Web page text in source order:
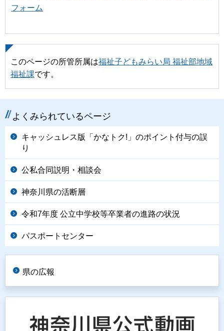
フォーム
このページの所管所属は福祉子どもみらい局 福祉部地域
福祉課です。
よくみられているページ
キャッシュレス版「かなトク!」のポイント付与の誤
り
公私合同説明・相談会
神奈川県の活断層
令和7年度 公立中学校等卒業者の進路の状況
パスポートセンター
県の広報